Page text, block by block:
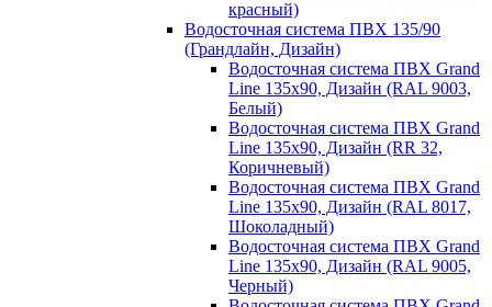
красный)
Водосточная система ПВХ 135/90
(Грандлайн, Дизайн)
Водосточная система ПВХ Grand
Line 135х90, Дизайн (RAL 9003,
Белый)
Водосточная система ПВХ Grand
Line 135х90, Дизайн (RR 32,
Коричневый)
Водосточная система ПВХ Grand
Line 135х90, Дизайн (RAL 8017,
Шоколадный)
Водосточная система ПВХ Grand
Line 135х90, Дизайн (RAL 9005,
Черный)